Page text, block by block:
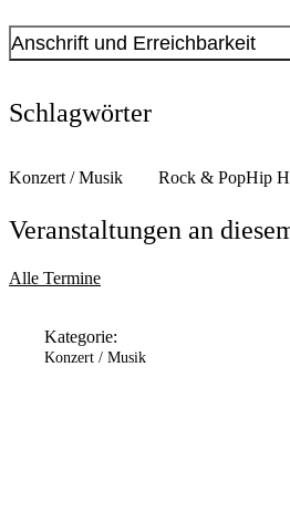
Anschrift und Erreichbarkeit
Anschrift
Schlagwörter
Konzert / Musik Rock & PopHip
Veranstaltungen an
Alle Termine
Kategorie:
Konzert / Musik